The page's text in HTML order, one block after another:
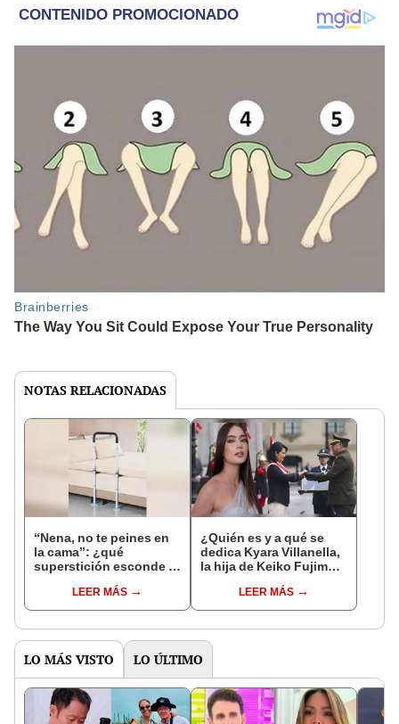
NOTAS RELACIONADAS
“Nena, no te peines en
la cama”: ¿qué
superstición esconde la
Enanitos Verdes?
LEER MÁS
¿Quién es y a qué se
dedica Kyara Villanella,
la hija de Keiko Fujimori
nivel nacional?
LEER MÁS
LO MÁS VISTO LO ÚLTIMO